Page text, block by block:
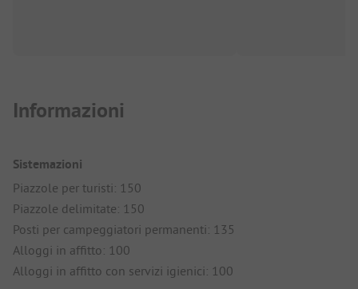
Informazioni
Sistemazioni
Piazzole per turisti: 150
Piazzole delimitate: 150
Posti per campeggiatori permanenti: 135
Alloggi in affitto: 100
Alloggi in affitto con servizi igienici: 100